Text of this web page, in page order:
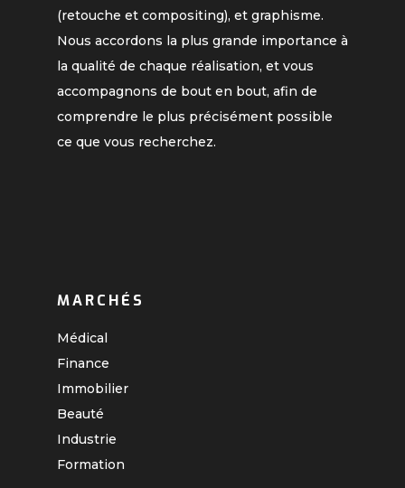
(retouche et compositing), et graphisme.
Nous accordons la plus grande importance à
la qualité de chaque réalisation, et vous
accompagnons de bout en bout, afin de
comprendre le plus précisément possible
ce que vous recherchez.
MARCHÉS
Médical
Finance
Immobilier
Beauté
Industrie
Formation